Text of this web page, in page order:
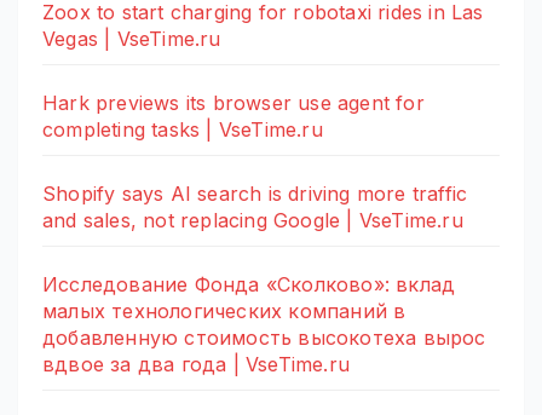
Zoox to start charging for robotaxi rides in Las
Vegas | VseTime.ru
Hark previews its browser use agent for
completing tasks | VseTime.ru
Shopify says AI search is driving more traffic
and sales, not replacing Google | VseTime.ru
Исследование Фонда «Сколково»: вклад
малых технологических компаний в
добавленную стоимость высокотеха вырос
вдвое за два года | VseTime.ru